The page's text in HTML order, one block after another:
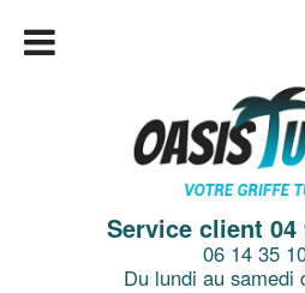
Service client 04
06 14 35
Du lundi au samedi